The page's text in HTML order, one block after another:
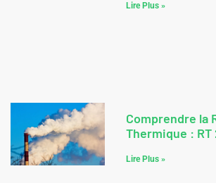
Lire Plus »
Comprendre la
Thermique : RT
Lire Plus »